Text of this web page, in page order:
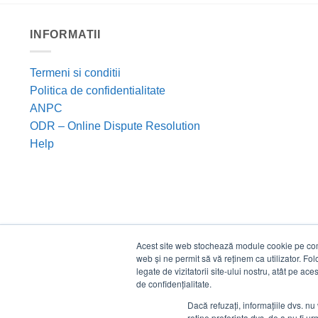
Acest site web stochează module cookie pe
web și ne permit să vă reținem ca utilizator.
legate de vizitatorii site-ului nostru, atât pe
de confidențialitate.
Dacă refuzați, informațiile dvs.
INFORMATII
Termeni si conditii
Politica de confidentialitate
ANPC
ODR – Online Dispute Resolution
Help